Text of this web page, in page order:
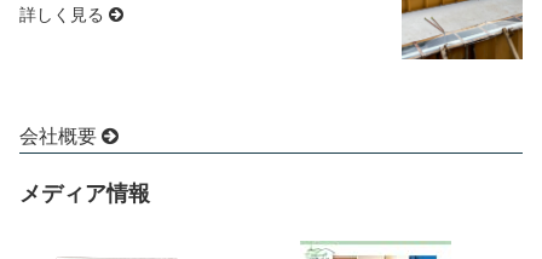
詳しく見る
会社概要
メディア情報